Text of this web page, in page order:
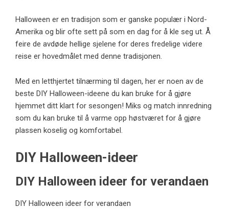
Halloween er en tradisjon som er ganske populær i Nord-
Amerika og blir ofte sett på som en dag for å kle seg ut. Å
feire de avdøde hellige sjelene for deres fredelige videre
reise er hovedmålet med denne tradisjonen.
Med en letthjertet tilnærming til dagen, her er noen av de
beste DIY Halloween-ideene du kan bruke for å gjøre
hjemmet ditt klart for sesongen! Miks og match innredning
som du kan bruke til å varme opp høstværet for å gjøre
plassen koselig og komfortabel.
DIY Halloween-ideer
DIY Halloween ideer for verandaen
DIY Halloween ideer for verandaen